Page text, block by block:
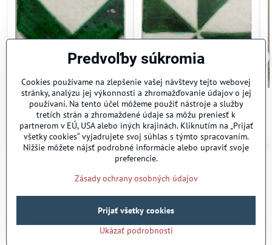
Melo vert cotto
To order
5,25 €
525 €/ m 2
Huelva vert cotto
To order
5,75 €
575 €/ m2
©2026Copyright
Predvoľby súkromiaZásady ochrany osobných údajov
Vytvorené pomocou:BiznisWeb.sk
Predvoľby súkromia
Cookies používame na zlepšenie vašej návštevy tejto webovej
stránky, analýzu jej výkonnosti a zhromažďovanie údajov o jej
používaní. Na tento účel môžeme použiť nástroje a služby
tretích strán a zhromaždené údaje sa môžu preniesť k
partnerom v EÚ, USA alebo iných krajinách. Kliknutím na „Prijať
všetky cookies“ vyjadrujete svoj súhlas s týmto spracovaním.
Nižšie môžete nájsť podrobné informácie alebo upraviť svoje
preferencie.
Zásady ochrany osobných údajov
Ukázať podrobnosti
Prijať všetky cookies